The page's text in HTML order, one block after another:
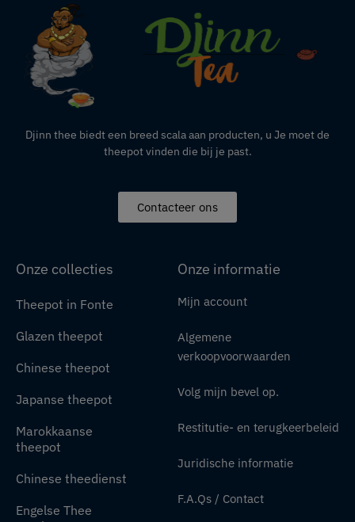
Djinn thee biedt een breed scala aan producten, u Je moet de
theepot vinden die bij je past.
Contacteer ons
Onze collecties
Theepot in Fonte
Glazen theepot
Chinese theepot
Japanse theepot
Marokkaanse
theepot
Chinese theedienst
Engelse Thee
Onze informatie
Mijn account
Algemene
verkoopvoorwaarden
Volg mijn bevel op.
Restitutie- en terugkeerbeleid
Juridische informatie
F.A.Qs / Contact